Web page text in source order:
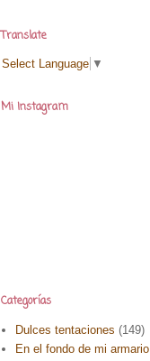
Translate
Select Language ▼
Mi Instagram
Categorías
Dulces tentaciones (149)
En el fondo de mi armario